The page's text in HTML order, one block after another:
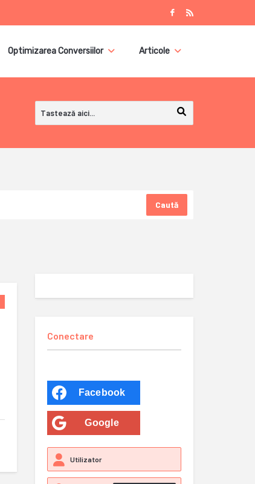
Optimizarea Conversiilor Articole
Caută
Conectare
Facebook
Google